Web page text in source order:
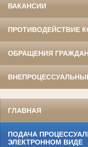
ВАКАНСИИ
ПРОТИВОДЕЙСТВИЕ
ОБРАЩЕНИЯ ГРАЖДАН
ГЛАВНАЯ
ПОДАЧА
ЭЛЕКТРОННОМ ВИДЕ